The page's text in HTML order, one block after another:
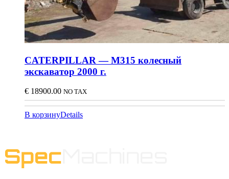
CATERPILLAR — M315 колесный
экскаватор 2000 г.
€ 18900.00 NO TAX
В корзинуDetails